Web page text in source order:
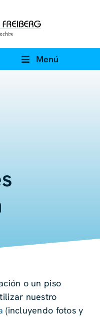
Menú
o un piso
nuestro
(incluyendo fotos y